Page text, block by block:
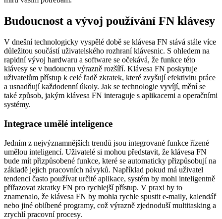
Budoucnost a vývoj používání FN klávesy
V dnešní technologicky vyspělé době se klávesa FN stává stále více
důležitou součástí uživatelského rozhraní klávesnic. S ohledem na
rapidní vývoj hardwaru a software se očekává, že funkce této
klávesy se v budoucnu výrazně rozšíří. Klávesa FN poskytuje
uživatelům přístup k celé řadě zkratek, které zvyšují efektivitu práce
a usnadňují každodenní úkoly. Jak se technologie vyvíjí, mění se
také způsob, jakým klávesa FN interaguje s aplikacemi a operačními
systémy.
Integrace umělé inteligence
Jedním z nejvýznamnějších trendů jsou integrované funkce řízené
umělou inteligencí. Uživatelé si mohou představit, že klávesa FN
bude mít přizpůsobené funkce, které se automaticky přizpůsobují na
základě jejich pracovních návyků. Například pokud má uživatel
tendenci často používat určité aplikace, systém by mohl inteligentně
přiřazovat zkratky FN pro rychlejší přístup. V praxi by to
znamenalo, že klávesa FN by mohla rychle spustit e-maily, kalendář
nebo jiné oblíbené programy, což výrazně zjednoduší multitasking a
zrychlí pracovní procesy.